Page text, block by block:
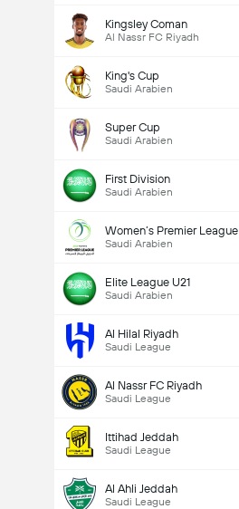
Kingsley Coman
Al Nassr FC Riyadh
King's Cup
Saudi Arabien
Super Cup
Saudi Arabien
First Division
Saudi Arabien
Women’s Premier League
Saudi Arabien
Elite League U21
Saudi Arabien
Al Hilal Riyadh
Saudi League
Al Nassr FC Riyadh
Saudi League
Ittihad Jeddah
Saudi League
Al Ahli Jeddah
Saudi League